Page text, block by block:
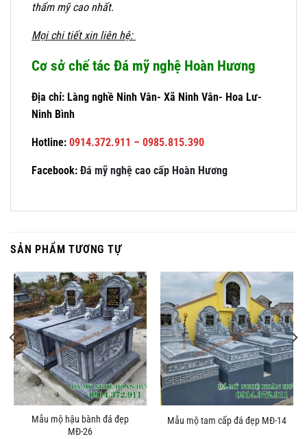
thẩm mỹ cao nhất.
Mọi chi tiết xin liên hệ:
Cơ sở chế tác Đá mỹ nghệ Hoàn Hương
Địa chỉ: Làng nghề Ninh Vân- Xã Ninh Vân- Hoa Lư-
Ninh Bình
Hotline: 0914.372.911 – 0985.815.390
Facebook: Đá mỹ nghệ cao cấp Hoàn Hương
SẢN PHẨM TƯƠNG TỰ
Mẫu mộ hậu bành đá đẹp
MĐ-26
Mẫu mộ tam cấp đá đẹp MĐ-14